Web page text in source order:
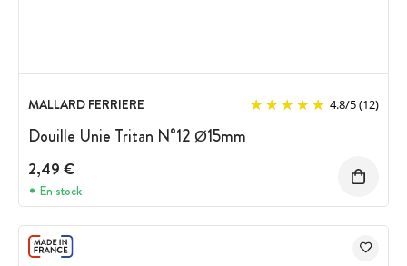
MALLARD FERRIERE 4.8/5(12)
Douille Unie Tritan N°12 Ø15mm
2,49 €
En stock